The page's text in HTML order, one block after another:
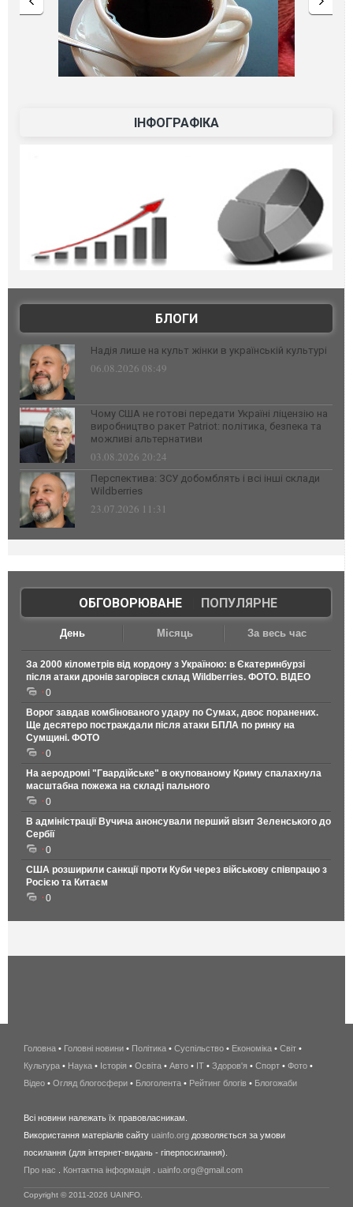
ІНФОГРАФІКА
БЛОГИ
Надія лише на культ жінки в українській культурі
06.08.2026 08:49
Чому США не готові передати Україні ліцензію на
виробництво ракет Patriot: політика, безпека та
можливі альтернативи
03.08.2026 20:24
Перспектива: ЗСУ добомблять і всі інші склади
Wildberries
23.07.2026 11:31
ОБГОВОРЮВАНЕ| ПОПУЛЯРНЕ
День Місяць За весь час
За 2000 кілометрів від кордону з Україною: в Єкатеринбурзі
після атаки дронів загорівся склад Wildberries. ФОТО. ВІДЕО
0
Ворог завдав комбінованого удару по Сумах, двоє поранених.
Ще десятеро постраждали після атаки БПЛА по ринку на
Сумщині. ФОТО
0
На аеродромі "Гвардійське" в окупованому Криму спалахнула
масштабна пожежа на складі пального
0
В адміністрації Вучича анонсували перший візит Зеленського до
Сербії
0
США розширили санкції проти Куби через військову співпрацю з
Росією та Китаєм
0
беспроводной
интернет
киев
wimax
в
Головна • Головні новини • Політика • Суспільство • Економіка • Світ •
Культура • Наука • Історія • Освіта • Авто • IT • Здоров'я • Спорт • Фото •
Відео • Огляд блогосфери • Блоголента • Рейтинг блогів • Блогожаби
Всі новини належать їх правовласникам.
Використання матеріалів сайту uainfo.org дозволяється за умови
посилання (для інтернет-видань - гіперпосилання).
Про нас
Контактна інформація uainfo.org@gmail.com
Copyright © 2011-2026 UAINFO.